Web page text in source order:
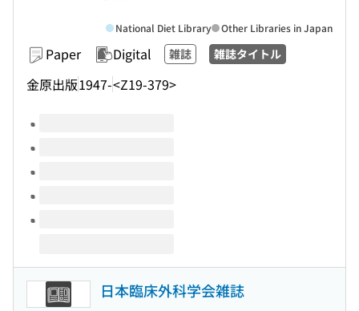
Paper Digital 雑誌 雑誌タイトル
金原出版1947-<Z19-379>
National Diet Library Other Libraries in Japan
Volumes of this title
日本臨床外科学会雑誌